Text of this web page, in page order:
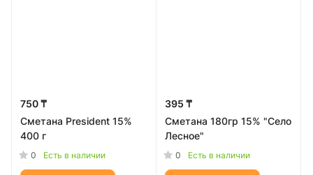
750 ₸
Сметана President 15%
400 г
0 Есть в наличии
395 ₸
Сметана 180гр 15% "Село
Лесное"
0 Есть в наличии